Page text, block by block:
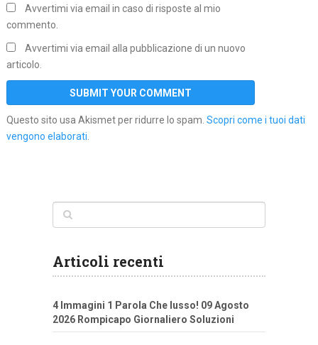
Avvertimi via email in caso di risposte al mio
commento.
Avvertimi via email alla pubblicazione di un nuovo
articolo.
Questo sito usa Akismet per ridurre lo spam. Scopri come i tuoi dati
vengono elaborati.
Articoli recenti
4 Immagini 1 Parola Che lusso! 09 Agosto
2026 Rompicapo Giornaliero Soluzioni